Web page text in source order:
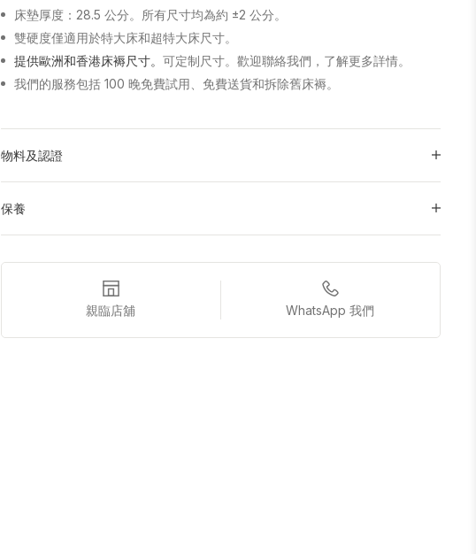
床墊厚度：28.5 公分。所有尺寸均為約 ±2 公分。
雙硬度僅適用於特大床和超特大床尺寸。
提供歐洲和香港床褥尺寸。可定制尺寸。歡迎聯絡我們，了解更多詳情。
我們的服務包括 100 晚免費試用、免費送貨和拆除舊床褥。
物料及認證
保養
親臨店舖 WhatsApp 我們